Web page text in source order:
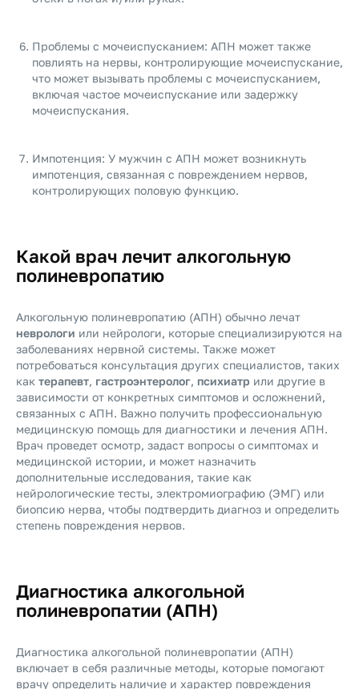
Проблемы с мочеиспусканием: АПН может также
повлиять на нервы, контролирующие мочеиспускание,
что может вызывать проблемы с мочеиспусканием,
включая частое мочеиспускание или задержку
мочеиспускания.
Импотенция: У мужчин с АПН может возникнуть
импотенция, связанная с повреждением нервов,
контролирующих половую функцию.
Какой врач лечит алкогольную
полиневропатию
Алкогольную полиневропатию (АПН) обычно лечат
неврологи или нейрологи, которые специализируются на
заболеваниях нервной системы. Также может
потребоваться консультация других специалистов, таких
как терапевт, гастроэнтеролог, психиатр или другие в
зависимости от конкретных симптомов и осложнений,
связанных с АПН. Важно получить профессиональную
медицинскую помощь для диагностики и лечения АПН.
Врач проведет осмотр, задаст вопросы о симптомах и
медицинской истории, и может назначить
дополнительные исследования, такие как
нейрологические тесты, электромиографию (ЭМГ) или
биопсию нерва, чтобы подтвердить диагноз и определить
степень повреждения нервов.
Диагностика алкогольной
полиневропатии (АПН)
Диагностика алкогольной полиневропатии (АПН)
включает в себя различные методы, которые помогают
врачу определить наличие и характер повреждения